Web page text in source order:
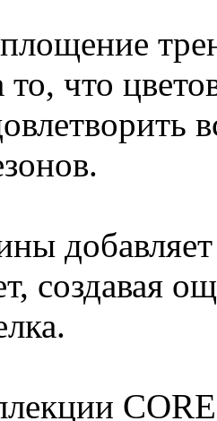
что
создавая